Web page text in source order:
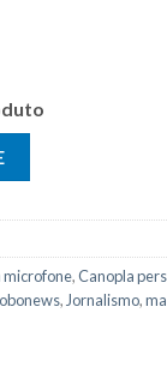
microfone,Canopla
,Jornalismo,